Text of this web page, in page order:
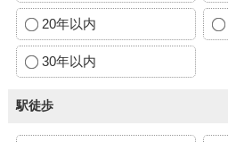
20年以内
30年以内
駅徒歩